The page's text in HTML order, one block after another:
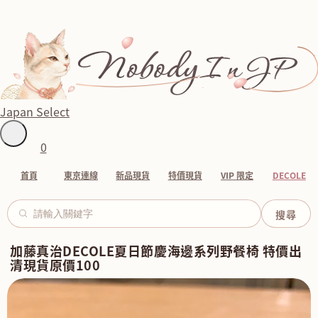
Japan Select
0
首頁 東京連線 新品現貨 特價現貨 VIP 限定 DECOLE
加藤真治DECOLE夏日節慶海邊系列野餐椅 特價出
清現貨原價100